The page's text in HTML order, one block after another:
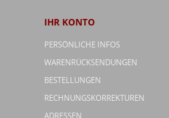
IHR KONTO
PERSÖNLICHE INFOS
WARENRÜCKSENDUNGEN
BESTELLUNGEN
RECHNUNGSKORREKTUREN
ADRESSEN